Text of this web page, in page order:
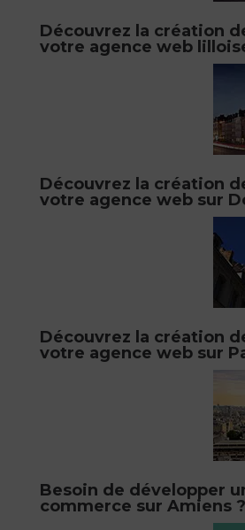
Découvrez la création
votre agence web
Découvrez la création
votre agence web sur
Découvrez la création
votre agence web sur
Besoin de développer
commerce sur Amiens ?